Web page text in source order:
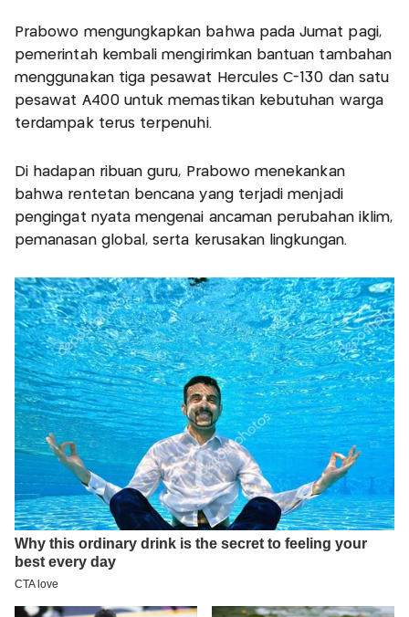
Prabowo mengungkapkan bahwa pada Jumat pagi,
pemerintah kembali mengirimkan bantuan tambahan
menggunakan tiga pesawat Hercules C-130 dan satu
pesawat A400 untuk memastikan kebutuhan warga
terdampak terus terpenuhi.
Di hadapan ribuan guru, Prabowo menekankan
bahwa rentetan bencana yang terjadi menjadi
pengingat nyata mengenai ancaman perubahan iklim,
pemanasan global, serta kerusakan lingkungan.